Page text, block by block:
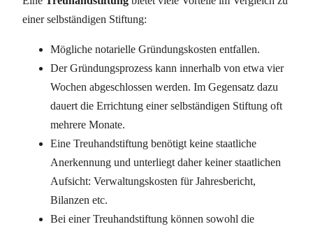
einer selbständigen Stiftung:
Mögliche notarielle Gründungskosten entfallen.
Der Gründungsprozess kann innerhalb von etwa vier
Wochen abgeschlossen werden. Im Gegensatz dazu
dauert die Errichtung einer selbständigen Stiftung oft
mehrere Monate.
Eine Treuhandstiftung benötigt keine staatliche
Anerkennung und unterliegt daher keiner staatlichen
Aufsicht: Verwaltungskosten für Jahresbericht,
Bilanzen etc.
Bei einer Treuhandstiftung können sowohl die